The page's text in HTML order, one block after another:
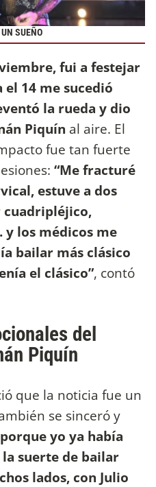
SUEÑO
fui a festejar
14 me sucedió
la rueda y dio
Piquín al aire. El
fue tan fuerte
“Me fracturé
estuve a dos
los médicos me
bailar más clásico
el clásico”, contó
del
Piquín
que la noticia fue un
se sinceró y
yo ya había
suerte de bailar
lados, con Julio